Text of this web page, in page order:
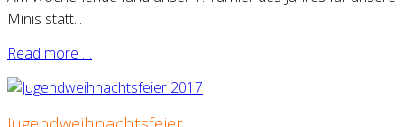
Minis statt...
Read more …